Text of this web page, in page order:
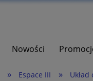
Nowości
» Espace III » Układ